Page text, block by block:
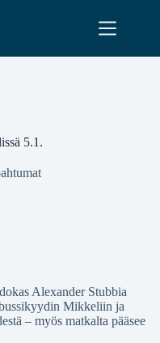
5.1.
Alexander Stubbia
Mikkeliin ja
– myös matkalta pääsee